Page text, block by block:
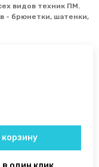
видов техник ПМ.
- брюнетки, шатенки,
корзину